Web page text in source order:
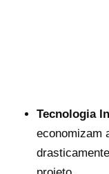
Tecnologia
economizam